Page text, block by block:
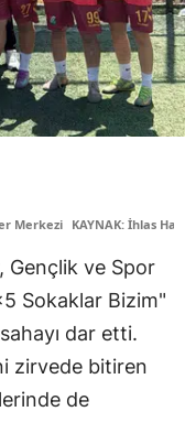
Merkezi KAYNAK: İhlas
Gençlik ve Spor
Sokaklar Bizim"
dar etti.
zirvede bitiren
de